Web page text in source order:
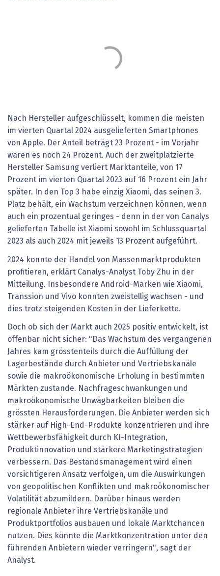
Nach Hersteller aufgeschlüsselt, kommen die meisten
im vierten Quartal 2024 ausgelieferten Smartphones
von Apple. Der Anteil beträgt 23 Prozent - im Vorjahr
waren es noch 24 Prozent. Auch der zweitplatzierte
Hersteller Samsung verliert Marktanteile, von 17
Prozent im vierten Quartal 2023 auf 16 Prozent ein Jahr
später. In den Top 3 habe einzig Xiaomi, das seinen 3.
Platz behält, ein Wachstum verzeichnen können, wenn
auch ein prozentual geringes - denn in der von Canalys
gelieferten Tabelle ist Xiaomi sowohl im Schlussquartal
2023 als auch 2024 mit jeweils 13 Prozent aufgeführt.
2024 konnte der Handel von Massenmarktprodukten
profitieren, erklärt Canalys-Analyst Toby Zhu in der
Mitteilung. Insbesondere Android-Marken wie Xiaomi,
Transsion und Vivo konnten zweistellig wachsen - und
dies trotz steigenden Kosten in der Lieferkette.
Doch ob sich der Markt auch 2025 positiv entwickelt, ist
offenbar nicht sicher: "Das Wachstum des vergangenen
Jahres kam grösstenteils durch die Auffüllung der
Lagerbestände durch Anbieter und Vertriebskanäle
sowie die makroökonomische Erholung in bestimmten
Märkten zustande. Nachfrageschwankungen und
makroökonomische Unwägbarkeiten bleiben die
grössten Herausforderungen. Die Anbieter werden sich
stärker auf High-End-Produkte konzentrieren und ihre
Wettbewerbsfähigkeit durch KI-Integration,
Produktinnovation und stärkere Marketingstrategien
verbessern. Das Bestandsmanagement wird einen
vorsichtigeren Ansatz verfolgen, um die Auswirkungen
von geopolitischen Konflikten und makroökonomischer
Volatilität abzumildern. Darüber hinaus werden
regionale Anbieter ihre Vertriebskanäle und
Produktportfolios ausbauen und lokale Marktchancen
nutzen. Dies könnte die Marktkonzentration unter den
führenden Anbietern wieder verringern", sagt der
Analyst.